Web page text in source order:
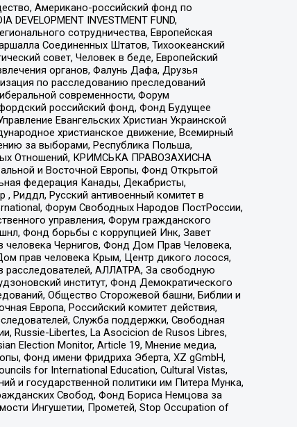
Американо-российский фонд по
INVESTMENT FUND,
сотрудничества, Европейская
Соединенных Штатов, Тихоокеанский
совет, Человек в беде, Европейский
органов, Фалунь Дафа, Друзья
по расследованию преследований
современности, Форум
российский фонд, Фонд Будущее
Евангельских Христиан Украинской
христианское движение, Всемирный
за выборами, Республика Польша,
Отношений, КРИМСЬКА ПРАВОЗАХИСНА
и Восточной Европы, Фонд Открытой
федерация Канады, Декабристы,
Риддл, Русский антивоенный комитет в
Форум Свободных Народов ПостРоссии,
управления, Форум гражданского
Фонд борьбы с коррупцией Инк, Завет
человека Чернигов, Фонд Дом Прав Человека,
прав человека Крым, Центр дикого лосося,
расследователей, АЛЛАТРА, За свободную
институт, Фонд Демократического
Общество Сторожевой башни, Библии и
Европа, Российский комитет действия,
Служба поддержки, Свободная
Russie-Libertes, La Asocicion de Rusos Libres,
Election Monitor, Article 19, Мнение медиа,
Фонд имени Фридриха Эберта, XZ gGmbH,
for International Education, Cultural Vistas,
и государственной политики им Питера Мунка,
Свобод, Фонд Бориса Немцова за
Ингушетии, Прометей, Stop Occupation of